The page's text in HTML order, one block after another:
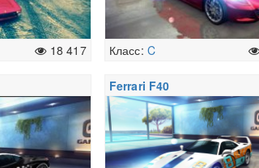
18 417 Класс: C
Ferrari F40